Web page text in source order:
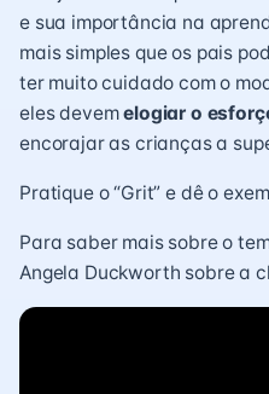
e sua importância na
mais simples que os pais
ter muito cuidado com o
eles devemelogiar o
encorajar as crianças a
Pratique o “Grit” e dê o
Para saber mais sobre o
Angela Duckworth sobre a